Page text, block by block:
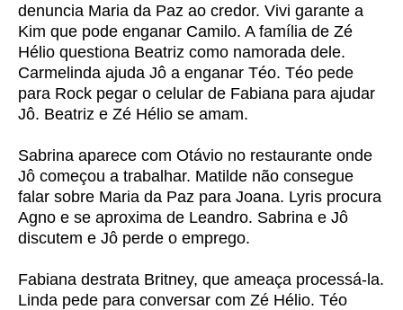
denuncia Maria da Paz ao credor. Vivi garante a
Kim que pode enganar Camilo. A família de Zé
Hélio questiona Beatriz como namorada dele.
Carmelinda ajuda Jô a enganar Téo. Téo pede
para Rock pegar o celular de Fabiana para ajudar
Jô. Beatriz e Zé Hélio se amam.
Sabrina aparece com Otávio no restaurante onde
Jô começou a trabalhar. Matilde não consegue
falar sobre Maria da Paz para Joana. Lyris procura
Agno e se aproxima de Leandro. Sabrina e Jô
discutem e Jô perde o emprego.
Fabiana destrata Britney, que ameaça processá-la.
Linda pede para conversar com Zé Hélio. Téo